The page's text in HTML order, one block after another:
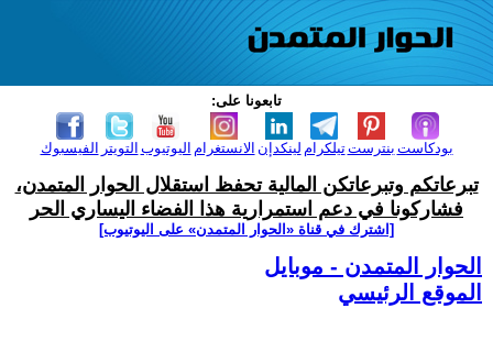
تابعونا على:
الفيسبوك التويتر اليوتيوب الانستغرام لينكدإن تيلكرامبنترست بودكاست
تبرعاتكم وتبرعاتكن المالية تحفظ استقلال الحوار المتمدن،
فشاركونا في دعم استمرارية هذا الفضاء اليساري الحر
[اشترك في قناة ‫«الحوار المتمدن» على اليوتيوب]
الحوار المتمدن - موبايل
الموقع الرئيسي